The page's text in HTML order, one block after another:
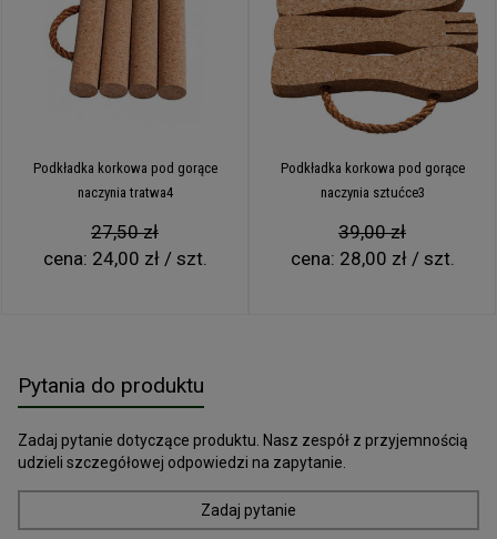
Podkładka korkowa pod gorące
naczynia tratwa4
27,50 zł
cena: 24,00 zł / szt.
Podkładka korkowa pod gorące
naczynia sztućce3
39,00 zł
cena: 28,00 zł / szt.
Pytania do produktu
Zadaj pytanie dotyczące produktu. Nasz zespół z przyjemnością
udzieli szczegółowej odpowiedzi na zapytanie.
Zadaj pytanie